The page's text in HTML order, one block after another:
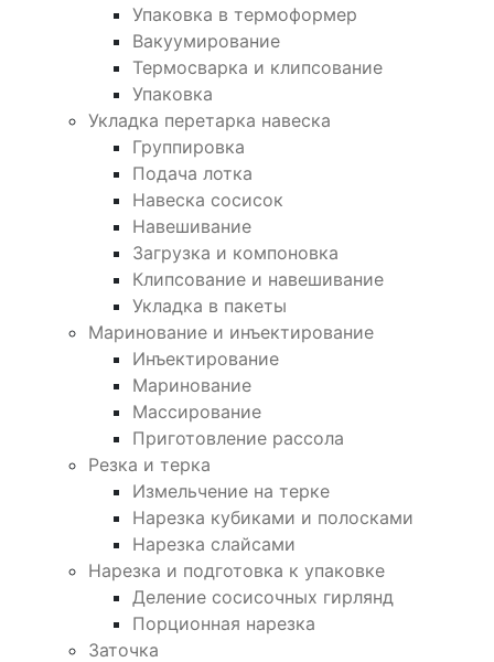
Упаковка в термоформер
Вакуумирование
Термосварка и клипсование
Упаковка
Укладка перетарка навеска
Группировка
Подача лотка
Навеска сосисок
Навешивание
Загрузка и компоновка
Клипсование и навешивание
Укладка в пакеты
Маринование и инъектирование
Инъектирование
Маринование
Массирование
Приготовление рассола
Резка и терка
Измельчение на терке
Нарезка кубиками и полосками
Нарезка слайсами
Нарезка и подготовка к упаковке
Деление сосисочных гирлянд
Порционная нарезка
Заточка